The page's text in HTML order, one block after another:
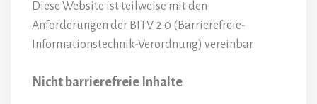
Diese Website ist teilweise mit den
Anforderungen der BITV 2.0 (Barrierefreie-
Informationstechnik-Verordnung) vereinbar.
Nicht barrierefreie Inhalte